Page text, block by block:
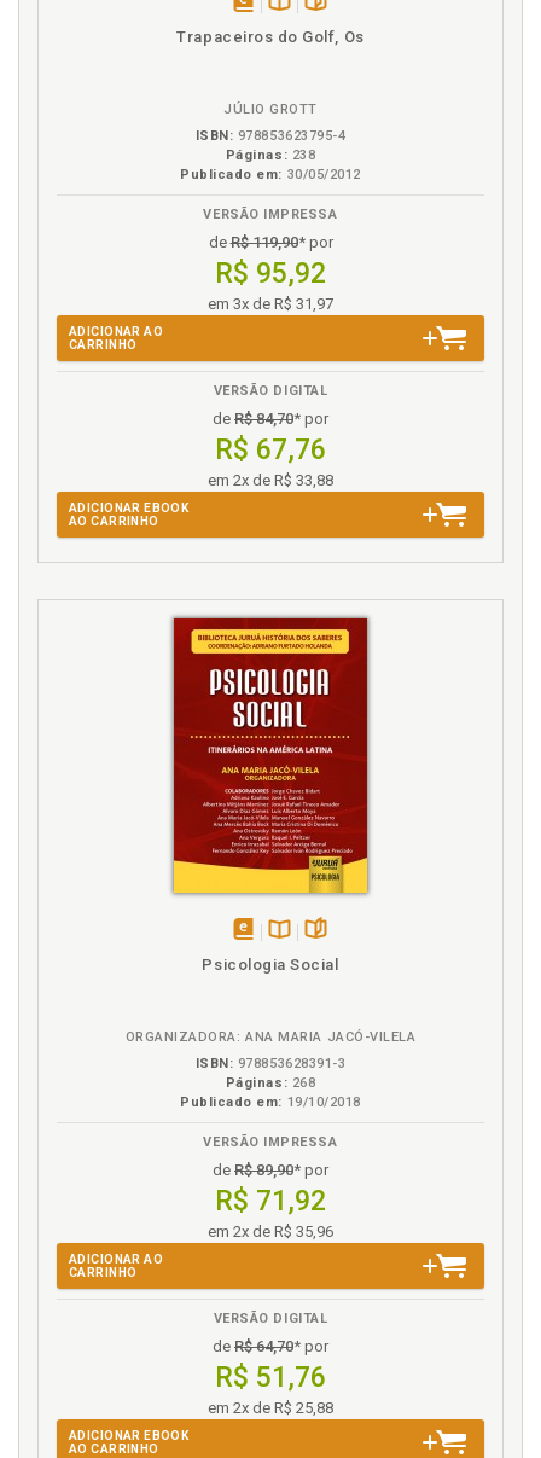
disponívelDisponível
páginas
Trapaceiros do Golf, Os
JÚLIO GROTT
ISBN: 978853623795-4
Páginas: 238
Publicado em: 30/05/2012
VERSÃO IMPRESSA
deR$ 119,90* por
R$ 95,92
em 3x de R$ 31,97
ADICIONAR AO
CARRINHO
VERSÃO DIGITAL
de R$ 84,70* por
R$ 67,76
em 2x de R$ 33,88
ADICIONAR EBOOK
AO CARRINHO
disponívelDisponível
na
páginas
Psicologia Social
ORGANIZADORA: ANA MARIA JACÓ-VILELA
ISBN: 978853628391-3
Páginas: 268
Publicado em: 19/10/2018
VERSÃO IMPRESSA
de R$ 89,90* por
R$ 71,92
em 2x de R$ 35,96
ADICIONAR AO
CARRINHO
VERSÃO DIGITAL
de R$ 64,70* por
R$ 51,76
em 2x de R$ 25,88
ADICIONAR EBOOK
AO CARRINHO